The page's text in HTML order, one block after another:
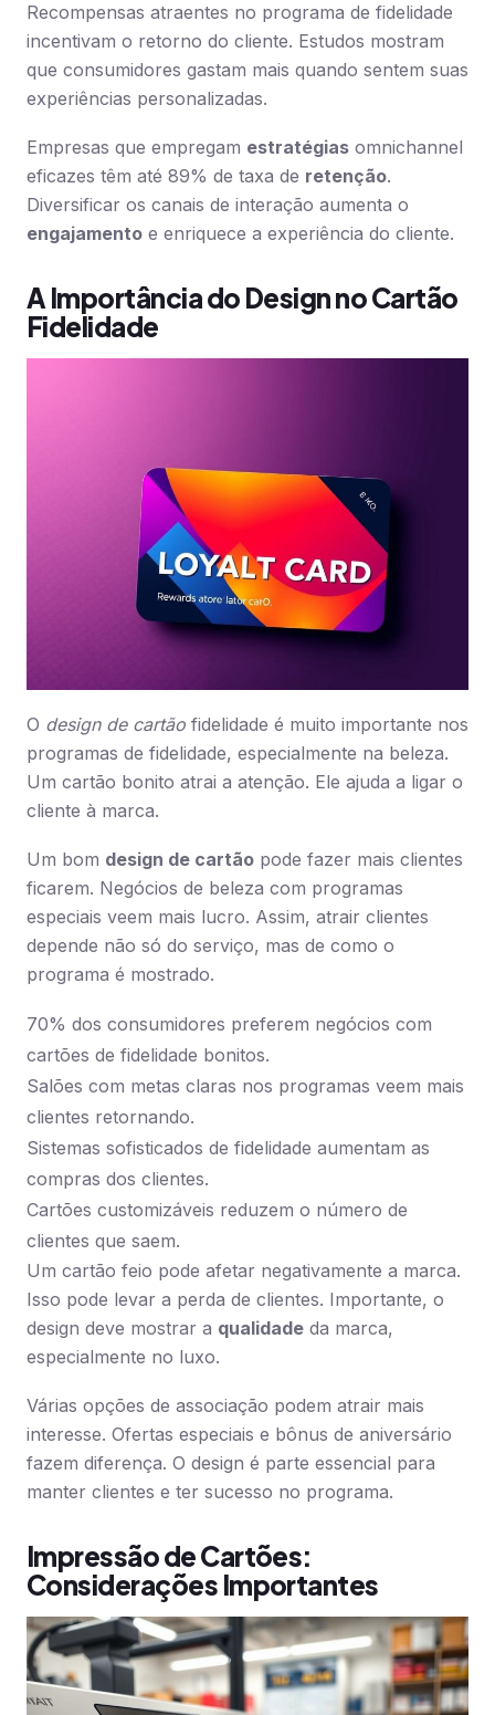
Recompensas atraentes no programa de fidelidade
incentivam o retorno do cliente. Estudos mostram
que consumidores gastam mais quando sentem suas
experiências personalizadas.
Empresas que empregam estratégias omnichannel
eficazes têm até 89% de taxa de retenção.
Diversificar os canais de interação aumenta o
engajamento e enriquece a experiência do cliente.
A Importância do Design no Cartão
Fidelidade
O design de cartão fidelidade é muito importante nos
programas de fidelidade, especialmente na beleza.
Um cartão bonito atrai a atenção. Ele ajuda a ligar o
cliente à marca.
Um bom design de cartão pode fazer mais clientes
ficarem. Negócios de beleza com programas
especiais veem mais lucro. Assim, atrair clientes
depende não só do serviço, mas de como o
programa é mostrado.
70% dos consumidores preferem negócios com
cartões de fidelidade bonitos.
Salões com metas claras nos programas veem mais
clientes retornando.
Sistemas sofisticados de fidelidade aumentam as
compras dos clientes.
Cartões customizáveis reduzem o número de
clientes que saem.
Um cartão feio pode afetar negativamente a marca.
Isso pode levar a perda de clientes. Importante, o
design deve mostrar a qualidade da marca,
especialmente no luxo.
Várias opções de associação podem atrair mais
interesse. Ofertas especiais e bônus de aniversário
fazem diferença. O design é parte essencial para
manter clientes e ter sucesso no programa.
Impressão de Cartões:
Considerações Importantes